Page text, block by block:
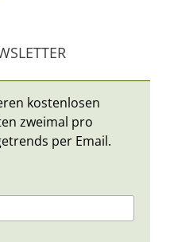
kostenlosen
zweimal pro
per Email.